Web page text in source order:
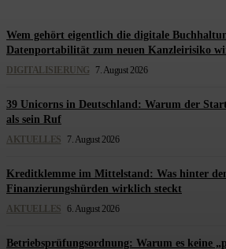
Wem gehört eigentlich die digitale
Datenportabilität zum neuen Kanzleirisiko
DIGITALISIERUNG 7. August 2026
39 Unicorns in Deutschland: Warum der
als sein Ruf
AKTUELLES 7. August 2026
Kreditklemme im Mittelstand: Was hinter
Finanzierungshürden wirklich steckt
AKTUELLES 6. August 2026
Betriebsprüfungsordnung: Warum es keine